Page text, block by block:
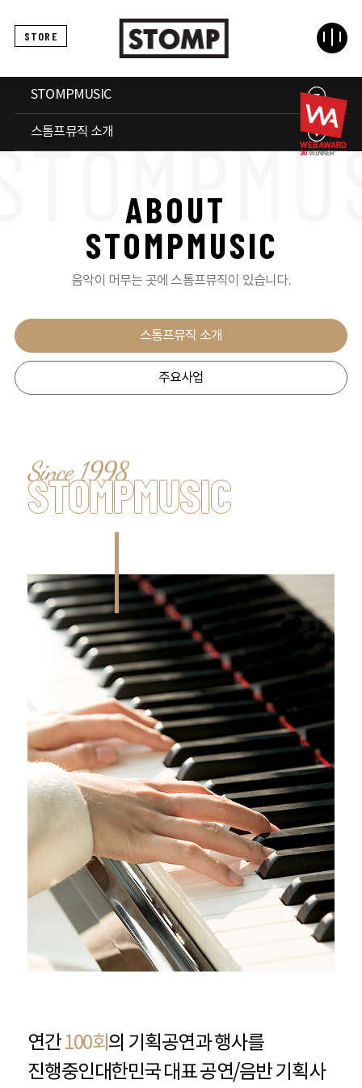
STORE
STOMPMUSIC
스톰프뮤직 소개
ABOUT
STOMPMUSIC
음악이 머무는 곳에 스톰프뮤직이 있습니다.
스톰프뮤직 소개
주요사업
STOMPMUSIC
연간100회의 기획공연과 행사를
진행중인대한민국 대표 공연/음반 기획사